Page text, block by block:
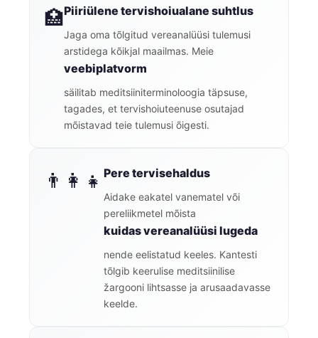
🏥Piiriülene tervishoiualane suhtlus
Jaga oma tõlgitud vereanalüüsi tulemusi
arstidega kõikjal maailmas. Meie
veebiplatvorm
säilitab meditsiiniterminoloogia täpsuse,
tagades, et tervishoiuteenuse osutajad
mõistavad teie tulemusi õigesti.
👨‍👩‍👧 Pere tervisehaldus
Aidake eakatel vanematel või
pereliikmetel mõista
kuidas vereanalüüsi lugeda
nende eelistatud keeles. Kantesti
tõlgib keerulise meditsiinilise
žargooni lihtsasse ja arusaadavasse
keelde.